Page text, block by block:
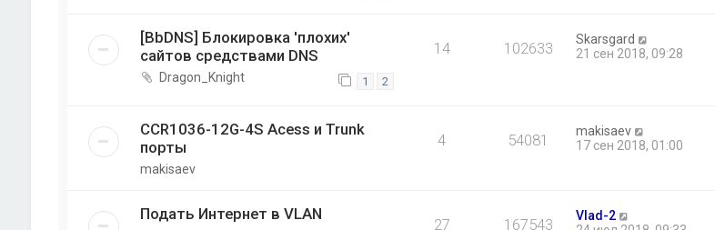
[BbDNS] Блокировка 'плохих'
сайтов средствами DNS
Dragon_Knight 1 2
14 102633
Skarsgard
21 сен 2018, 09:28
CCR1036-12G-4S Acess и Trunk
порты
makisaev
4 54081
makisaev
17 сен 2018, 01:00
Подать Интернет в VLAN
27 167543
Vlad-2